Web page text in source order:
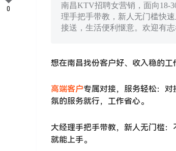
南昌KTV招聘女营销，面向18-
理手把手带教，新人无门槛快
接送，生活便利惬意。欢迎有
想在南昌找份客户好、收入稳的
高端客户专属对接，服务轻松：
氛的服务就行，工作省心。
大经理手把手带教，新人无门槛
就能上手。
0